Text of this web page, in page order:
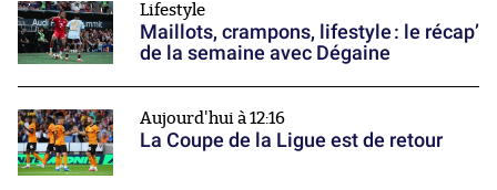
Lifestyle
Maillots, crampons, lifestyle : le récap’
de la semaine avec Dégaine
Aujourd'hui à 12:16
La Coupe de la Ligue est de retour